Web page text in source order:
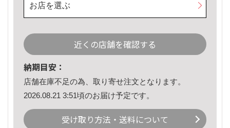
お店を選ぶ
近くの店舗を確認する
納期目安：
店舗在庫不足の為、取り寄せ注文となります。
2026.08.21 3:51頃のお届け予定です。
受け取り方法・送料について